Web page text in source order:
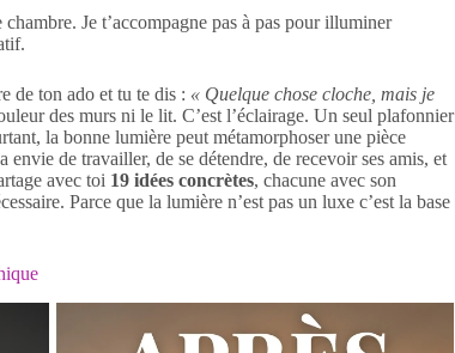
chambre. Je t’accompagne pas à pas pour illuminer
de ton ado et tu te dis : « Quelque chose cloche, mais je
des murs ni le lit. C’est l’éclairage. Un seul plafonnier
la bonne lumière peut métamorphoser une pièce
de travailler, de se détendre, de recevoir ses amis, et
avec toi 19 idées concrètes, chacune avec son
Parce que la lumière n’est pas un luxe c’est la base